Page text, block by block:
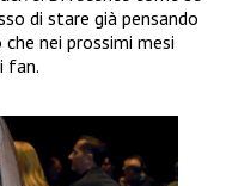
di stare già pensando
nei prossimi mesi
fan.